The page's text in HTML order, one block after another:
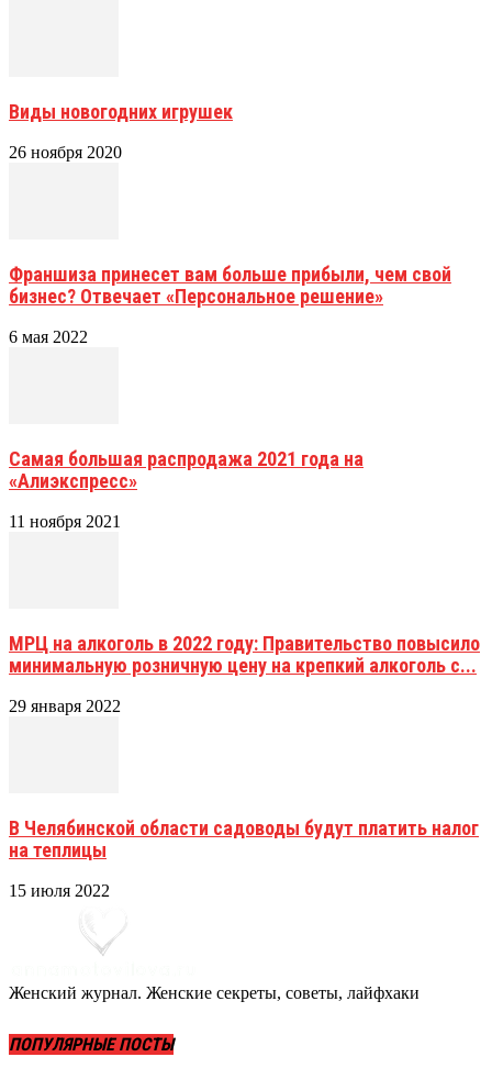
Виды новогодних игрушек
26 ноября 2020
Франшиза принесет вам больше прибыли, чем свой
бизнес? Отвечает «Персональное решение»
6 мая 2022
Самая большая распродажа 2021 года на
«Алиэкспресс»
11 ноября 2021
МРЦ на алкоголь в 2022 году: Правительство повысило
минимальную розничную цену на крепкий алкоголь с...
29 января 2022
В Челябинской области садоводы будут платить налог
на теплицы
15 июля 2022
Женский журнал. Женские секреты, советы, лайфхаки
ПОПУЛЯРНЫЕ ПОСТЫ